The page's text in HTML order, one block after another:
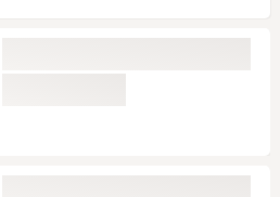
forbindelseskæde
120 DKK